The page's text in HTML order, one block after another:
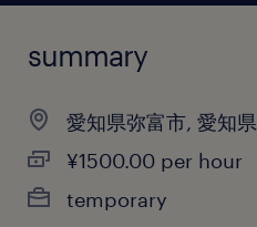
summary
愛知県弥富市, 愛知県
¥1500.00 per hour
temporary